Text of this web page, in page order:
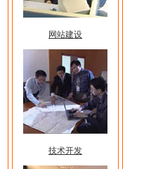
网站建设
技术开发